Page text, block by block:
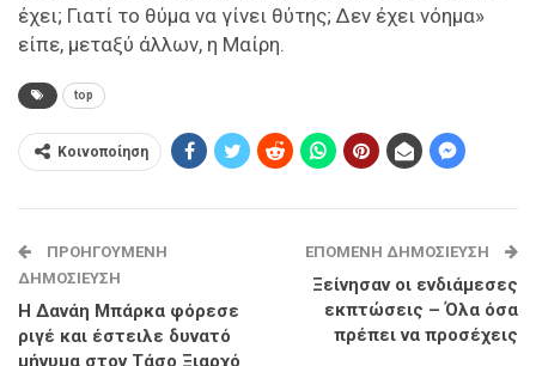
έχει; Γιατί το θύμα να γίνει θύτης; Δεν έχει νόημα»
είπε, μεταξύ άλλων, η Μαίρη.
top
Κοινοποίηση
ΠΡΟΗΓΟΎΜΕΝΗ
ΔΗΜΟΣΊΕΥΣΗ
Η Δανάη Μπάρκα φόρεσε
ριγέ και έστειλε δυνατό
μήνυμα στον Τάσο Ξιαρχό
ΕΠΌΜΕΝΗ ΔΗΜΟΣΊΕΥΣΗ
Ξείνησαν οι ενδιάμεσες
εκπτώσεις – Όλα όσα
πρέπει να προσέχεις